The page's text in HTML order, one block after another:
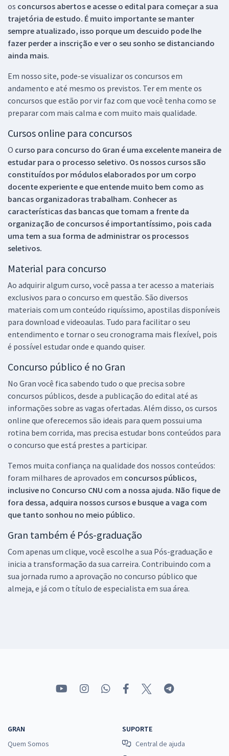
os concursos abertos e acesse o edital para começar a sua
trajetória de estudo. É muito importante se manter
sempre atualizado, isso porque um descuido pode lhe
fazer perder a inscrição e ver o seu sonho se distanciando
ainda mais.
Em nosso site, pode-se visualizar os concursos em
andamento e até mesmo os previstos. Ter em mente os
concursos que estão por vir faz com que você tenha como se
preparar com mais calma e com muito mais qualidade.
Cursos online para concursos
O curso para concurso do Gran é uma excelente maneira de
estudar para o processo seletivo. Os nossos cursos são
constituídos por módulos elaborados por um corpo
docente experiente e que entende muito bem como as
bancas organizadoras trabalham. Conhecer as
características das bancas que tomam a frente da
organização de concursos é importantíssimo, pois cada
uma tem a sua forma de administrar os processos
seletivos.
Material para concurso
Ao adquirir algum curso, você passa a ter acesso a materiais
exclusivos para o concurso em questão. São diversos
materiais com um conteúdo riquíssimo, apostilas disponíveis
para download e videoaulas. Tudo para facilitar o seu
entendimento e tornar o seu cronograma mais flexível, pois
é possível estudar onde e quando quiser.
Concurso público é no Gran
No Gran você fica sabendo tudo o que precisa sobre
concursos públicos, desde a publicação do edital até as
informações sobre as vagas ofertadas. Além disso, os cursos
online que oferecemos são ideais para quem possui uma
rotina bem corrida, mas precisa estudar bons conteúdos para
o concurso que está prestes a participar.
Temos muita confiança na qualidade dos nossos conteúdos:
foram milhares de aprovados em concursos públicos,
inclusive no Concurso CNU com a nossa ajuda. Não fique de
fora dessa, adquira nossos cursos e busque a vaga com
que tanto sonhou no meio público.
Gran também é Pós-graduação
Com apenas um clique, você escolhe a sua Pós-graduação e
inicia a transformação da sua carreira. Contribuindo com a
sua jornada rumo a aprovação no concurso público que
almeja, e já com o título de especialista em sua área.
GRAN
Quem Somos
SUPORTE
Central de ajuda